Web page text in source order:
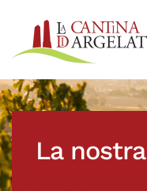
Skip to main
La